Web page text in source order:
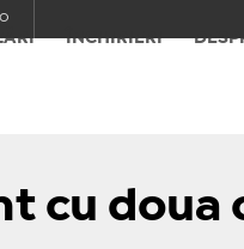
ÎNCHIRIERI
cu doua